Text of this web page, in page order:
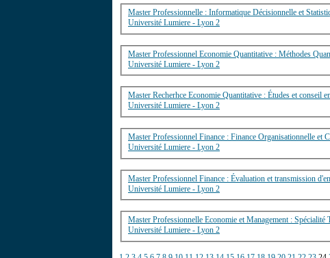
Master Professionnelle : Informatique Décisionnelle et
Université Lumiere - Lyon 2
Master Professionnel Economie Quantitative : Méthodes
Université Lumiere - Lyon 2
Master Recherhce Economie Quantitative : Études et conseil
Université Lumiere - Lyon 2
Master Professionnel Finance : Finance Organisationnelle et
Université Lumiere - Lyon 2
Master Professionnel Finance : Évaluation et transmission
Université Lumiere - Lyon 2
Master
Université Lumiere - Lyon 2